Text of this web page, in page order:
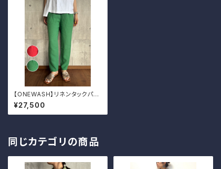
【ONEWASH】リネンタックパン
ツ
¥27,500
同じカテゴリの商品